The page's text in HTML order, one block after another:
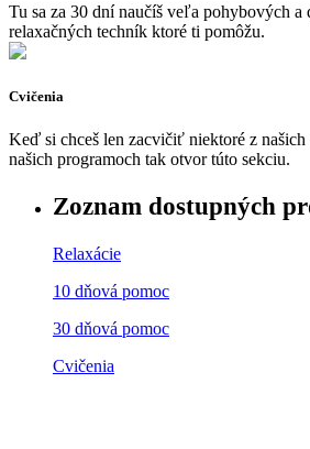
Tu sa za 30 dní naučíš veľa pohybových a
relaxačných techník ktoré ti pomôžu.
Cvičenia
Keď si chceš len zacvičiť niektoré z
našich programoch tak otvor túto sekciu.
Zoznam dostupných
Relaxácie
10 dňová pomoc
30 dňová pomoc
Cvičenia